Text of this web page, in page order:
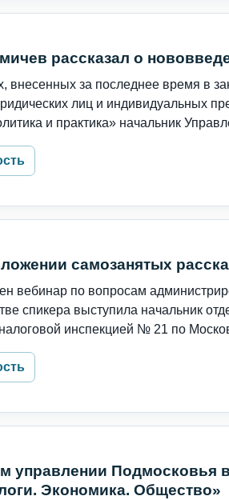
рассказал о
внесенных за последнее время в
лиц и индивидуальных
и практика» начальник
самозанятых
вебинар по вопросам
спикера выступила начальник
инспекцией № 21 по
управлении
Экономика. Общество»